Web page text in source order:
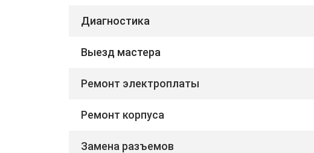
Диагностика
Выезд мастера
Ремонт электроплаты
Ремонт корпуса
Замена разъемов